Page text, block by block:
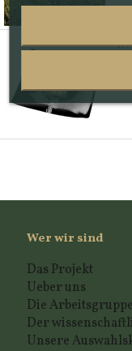
Wer wir sind
Das Projekt
Ueber uns
Die Arbeitsgruppe
Der
Unsere